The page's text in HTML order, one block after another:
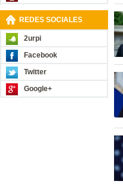
REDES SOCIALES
2urpi
Facebook
Twitter
Google+